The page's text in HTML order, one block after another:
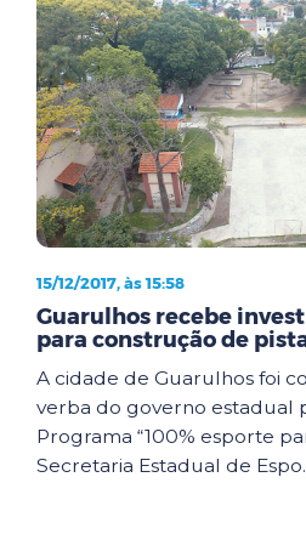
15/12/2017, às 15:58
Guarulhos recebe
para construção de
A cidade de Guarulhos foi
verba do governo estadual
Programa “100% esporte
Secretaria Estadual de